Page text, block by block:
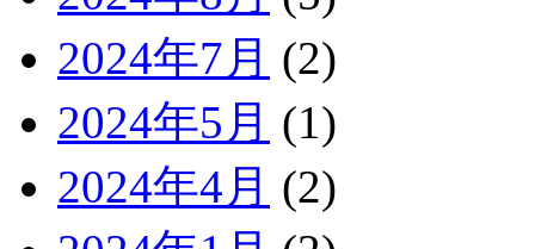
2024年7月 (2)
2024年5月 (1)
2024年4月 (2)